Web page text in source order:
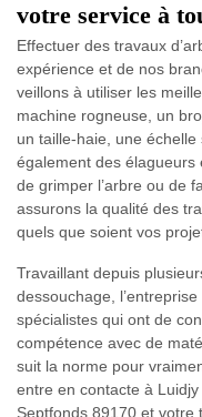
votre service à
Effectuer des travaux
expérience et de nos
veillons à utiliser les
machine rogneuse, un
un taille-haie, une
également des élagueurs
de grimper l’arbre ou de
assurons la qualité des
quels que soient vos
Travaillant depuis
dessouchage,
spécialistes qui ont de
compétence avec de
suit la norme pour
entre en contacte à
Septfonds 89170 et votre